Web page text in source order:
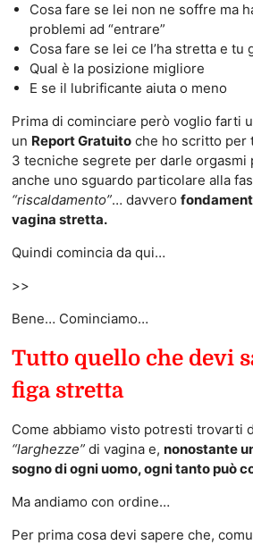
Cosa fare se lei non ne soffre ma
problemi ad “entrare”
Cosa fare se lei ce l’ha stretta e tu
Qual è la posizione migliore
E se il lubrificante aiuta o meno
Prima di cominciare però voglio farti
un Report Gratuitoche ho scritto per
3 tecniche segrete per darle orgasmi
anche uno sguardo particolare alla
“riscaldamento”… davvero
vagina stretta.
Quindi comincia da qui…
>>
Bene… Cominciamo…
Tutto quello che devi
figa stretta
Come abbiamo visto potresti trovarti
“larghezze”di vagina e, nonostante
sogno di ogni uomo, ogni tanto può
Ma andiamo con ordine…
Per prima cosa devi sapere che,